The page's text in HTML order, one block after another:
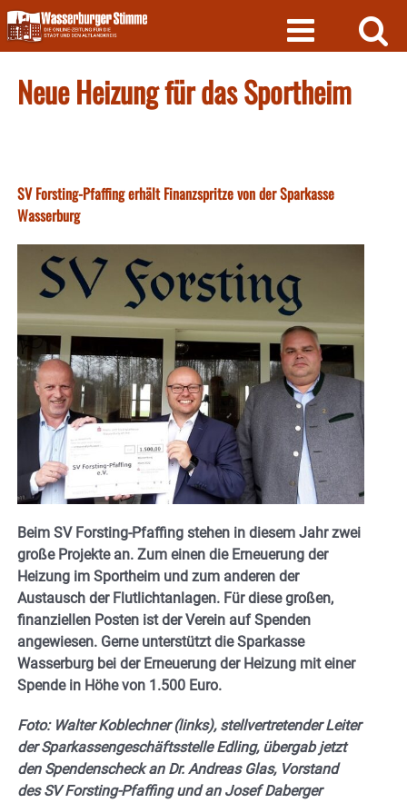
Skip
to
content
Neue Heizung für das Sportheim
SV Forsting-Pfaffing erhält Finanzspritze von der Sparkasse
Wasserburg
Beim SV Forsting-Pfaffing stehen in diesem Jahr zwei
große Projekte an. Zum einen die Erneuerung der
Heizung im Sportheim und zum anderen der
Austausch der Flutlichtanlagen. Für diese großen,
finanziellen Posten ist der Verein auf Spenden
angewiesen. Gerne unterstützt die Sparkasse
Wasserburg bei der Erneuerung der Heizung mit einer
Spende in Höhe von 1.500 Euro.
Foto: Walter Koblechner (links), stellvertretender Leiter
der Sparkassengeschäftsstelle Edling, übergab jetzt
den Spendenscheck an Dr. Andreas Glas, Vorstand
des SV Forsting-Pfaffing und an Josef Daberger